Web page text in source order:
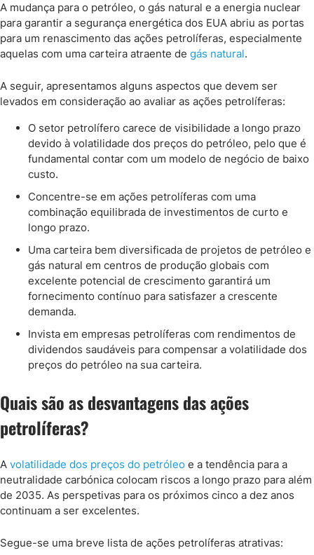
A mudança para o petróleo, o gás natural e a energia nuclear
para garantir a segurança energética dos EUA abriu as portas
para um renascimento das ações petrolíferas, especialmente
aquelas com uma carteira atraente de gás natural.
A seguir, apresentamos alguns aspectos que devem ser
levados em consideração ao avaliar as ações petrolíferas:
O setor petrolífero carece de visibilidade a longo prazo
devido à volatilidade dos preços do petróleo, pelo que é
fundamental contar com um modelo de negócio de baixo
custo.
Concentre-se em ações petrolíferas com uma
combinação equilibrada de investimentos de curto e
longo prazo.
Uma carteira bem diversificada de projetos de petróleo e
gás natural em centros de produção globais com
excelente potencial de crescimento garantirá um
fornecimento contínuo para satisfazer a crescente
demanda.
Invista em empresas petrolíferas com rendimentos de
dividendos saudáveis para compensar a volatilidade dos
preços do petróleo na sua carteira.
Quais são as desvantagens das ações
petrolíferas?
A volatilidade dos preços do petróleo e a tendência para a
neutralidade carbónica colocam riscos a longo prazo para além
de 2035. As perspetivas para os próximos cinco a dez anos
continuam a ser excelentes.
Segue-se uma breve lista de ações petrolíferas atrativas: